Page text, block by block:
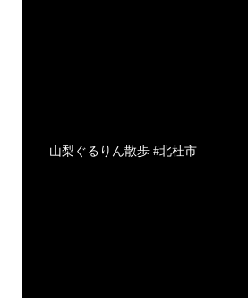
山梨ぐるりん散歩 #北杜市